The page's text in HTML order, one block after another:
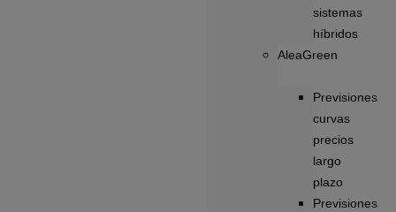
sistemas
híbridos
AleaGreen
Previsiones
curvas
precios
largo
plazo
Previsiones